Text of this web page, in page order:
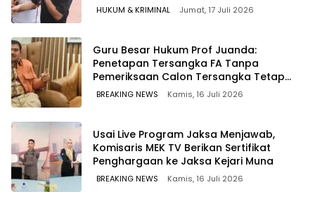
HUKUM & KRIMINAL Jumat, 17 Juli 2026
Guru Besar Hukum Prof Juanda:
Penetapan Tersangka FA Tanpa
Pemeriksaan Calon Tersangka Tetap
Sah Secara Hukum
BREAKING NEWS Kamis, 16 Juli 2026
Usai Live Program Jaksa Menjawab,
Komisaris MEK TV Berikan Sertifikat
Penghargaan ke Jaksa Kejari Muna
BREAKING NEWS Kamis, 16 Juli 2026